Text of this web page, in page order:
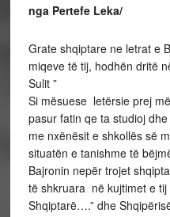
nga Pertefe Leka/
Grate shqiptare ne letrat e
miqeve të tij, hodhën dritë
Sulit ”
Si mësuese letërsie prej
pasur fatin qe ta studioj
me nxënësit e shkollës së
situatën e tanishme të
Bajronin nepër trojet
të shkruara në kujtimet e tij
Shqiptarë….” dhe